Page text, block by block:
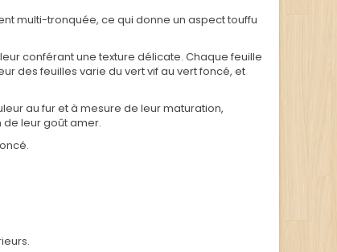
multi-tronquée, ce qui donne un aspect touffu
conférant une texture délicate. Chaque feuille
des feuilles varie du vert vif au vert foncé, et
au fur et à mesure de leur maturation,
de leur goût amer.